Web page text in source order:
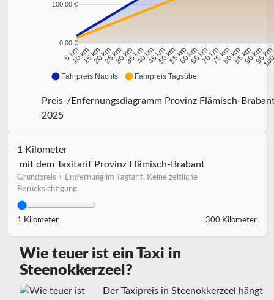
100,00 €
0,00 €
5 km
10 km15 km20 km25 km30 km35 km40 km45 km50 km55 km60 km65 km70 km75 km80 km85 km90 km95 km
Fahrpreis Nachts Fahrpreis Tagsüber
Preis-/Enfernungsdiagramm Provinz Flämisch-
2025
1 Kilometer
mit dem Taxitarif Provinz Flämisch-Brabant
Grundpreis + Entfernung im Tagtarif. Keine zeitliche
Berücksichtigung.
1 Kilometer 300 Kilometer
Wie teuer ist ein Taxi in
Steenokkerzeel?
Der Taxipreis in Steenokkerzeel hängt